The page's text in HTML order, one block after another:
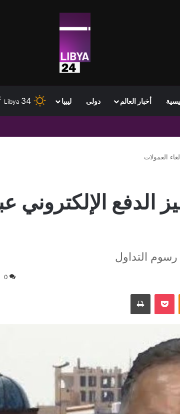
أخبار العالم دولى ليبيا Libya 34
بيانات الوظائف الأمريكية
العمولات
الدفع الإلكتروني
التداول
0
Odnoklassniki
‫Pocket طباعة